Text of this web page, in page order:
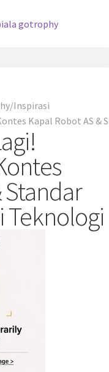
Inspirasi
Kapal Robot AS
Standar
Teknologi